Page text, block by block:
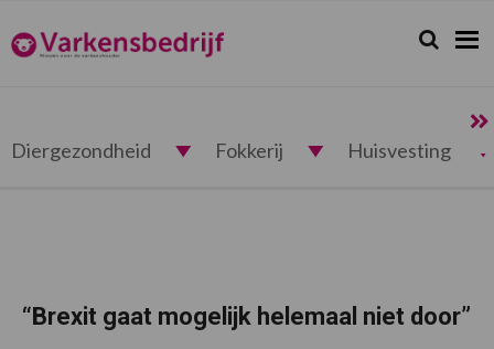
de
hoofdnavigatie
de
hoofd
de
eerste
de
voettekst
Varkensbedrijf.nl Zoeken...
Zoek
Diergezondheid Fokkerij Huisvesting
“Brexit gaat mogelijk helemaal niet door”